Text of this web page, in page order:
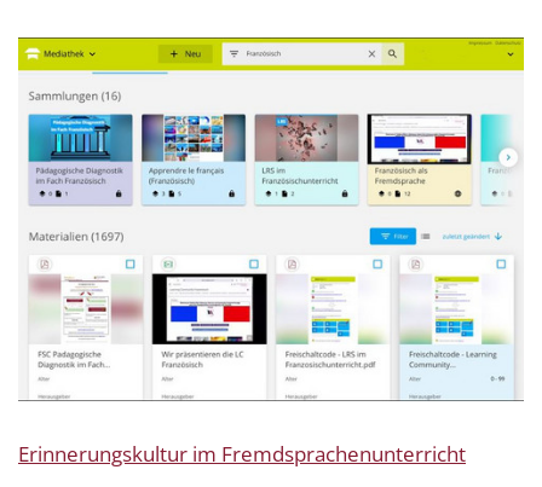
Erinnerungskultur im Fremdsprachenunterricht